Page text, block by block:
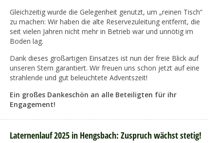
Gleichzeitig wurde die Gelegenheit genutzt, um „reinen Tisch“
zu machen: Wir haben die alte Reservezuleitung entfernt, die
seit vielen Jahren nicht mehr in Betrieb war und unnötig im
Boden lag.
Dank dieses großartigen Einsatzes ist nun der freie Blick auf
unseren Stern garantiert. Wir freuen uns schon jetzt auf eine
strahlende und gut beleuchtete Adventszeit!
Ein großes Dankeschön an alle Beteiligten für ihr
Engagement!
Laternenlauf 2025 in Hengsbach: Zuspruch wächst stetig!